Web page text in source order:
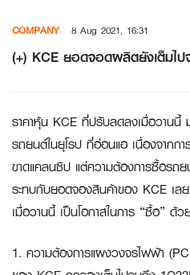
content
COMPANY 8 Aug 2021, 16:31
(+) KCE ยอดจอดผลิตยังเต็มไ
ราคาหุ้น KCE ที่ปรับลดลงเมื่อวานนี้
รถยนต์ในยุโรป ที่อ่อนแอ เนื่องจาก
ขาดแคลนซิป แต่ความต้องการซื้อรถ
ระทบกับยอดจองสินค้าของ KCE เล
เมื่อวานนี้ เป็นโอกาสในการ “ซื้อ” ด้
1. ความต้องการแผงวงจรไฟฟ้า